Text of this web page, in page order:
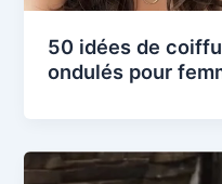
50 idées de
ondulés pour